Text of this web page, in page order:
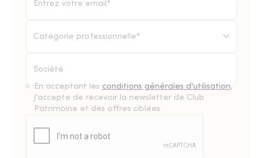
Catégorie professionnelle*
En acceptant les conditions générales d'utilisation,
j'accepte de recevoir la newsletter de Club
Patrimoine et des offres ciblées.